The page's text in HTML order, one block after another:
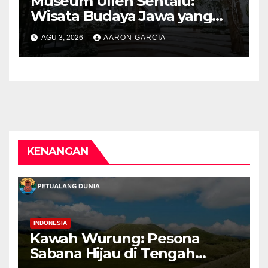
Wisata Budaya Jawa yang
Elegan di Lereng Kaliurang
AGU 3, 2026 AARON GARCIA
KENANGAN
INDONESIA
Kawah Wurung: Pesona
Sabana Hijau di Tengah